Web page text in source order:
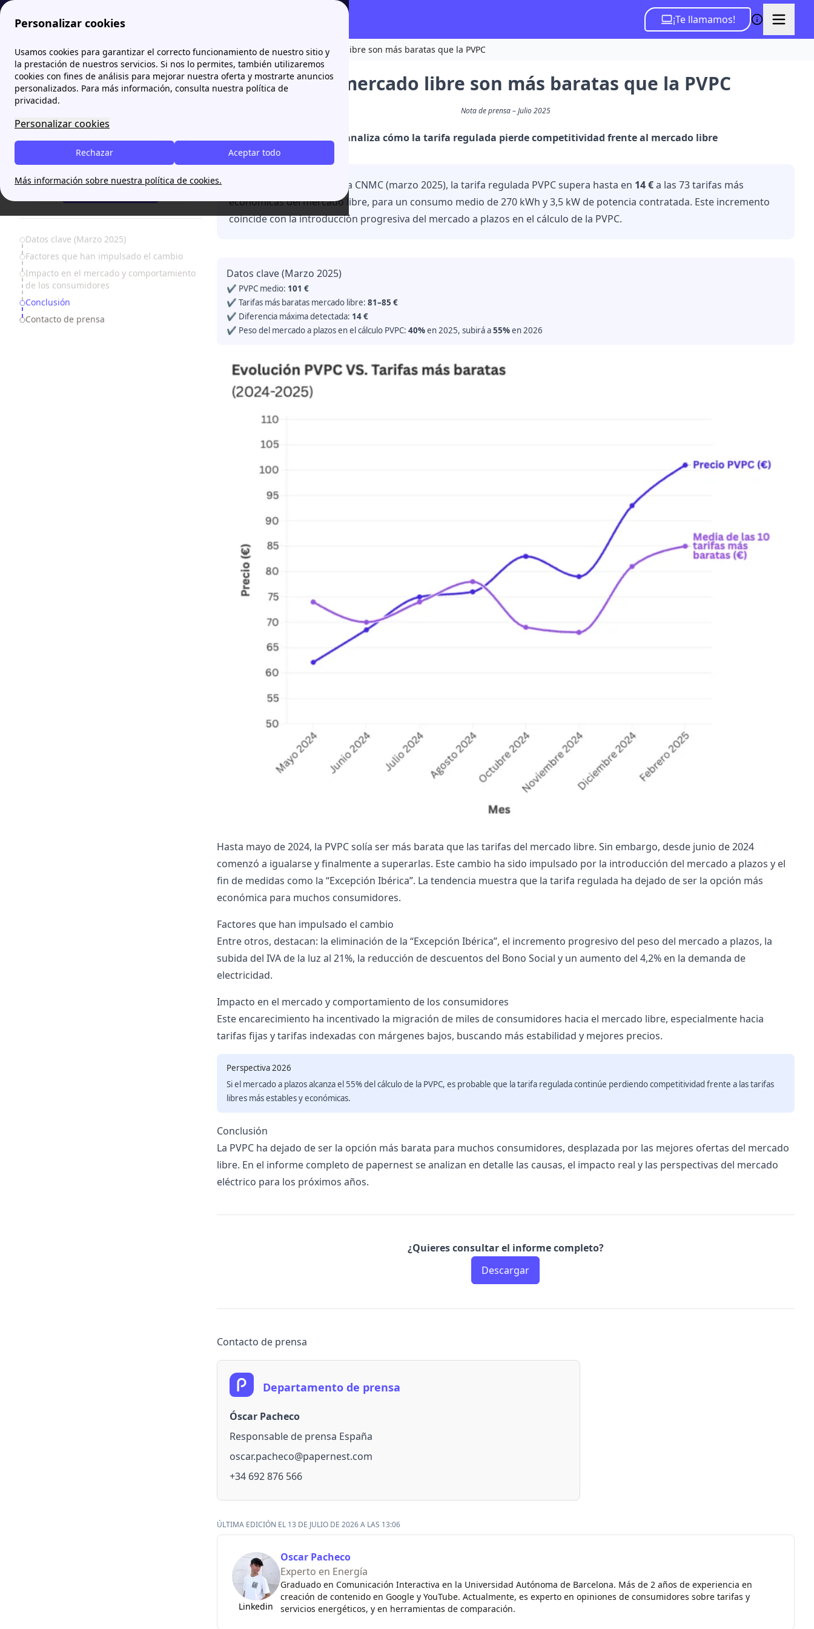
Personalizar cookies
Usamos cookies para garantizar el correcto funcionamiento de nuestro sitio y
la prestación de nuestros servicios. Si nos lo permites, también utilizaremos
cookies con fines de análisis para mejorar nuestra oferta y mostrarte anuncios
personalizados. Para más información, consulta nuestra política de
privacidad.
Personalizar cookies
Aceptar todo
Rechazar
Más información sobre nuestra política de cookies.
¡Te llamamos!
Papernest.es Estudios y análisis propios de Papernest 73 tarifas del mercado libre son más baratas que la PVPC
¿Necesitas ayuda?
¡Te Llamamos!
Table of Contents
Datos clave (Marzo 2025)
Factores que han impulsado el cambio
Impacto en el mercado y comportamiento
de los consumidores
Conclusión
Contacto de prensa
73 tarifas del mercado libre son más baratas que la PVPC
Nota de prensa – Julio 2025
Papernest analiza cómo la tarifa regulada pierde competitividad frente al mercado libre
Según el comparador de la CNMC (marzo 2025), la tarifa regulada PVPC supera hasta en 14 €a las 73 tarifas más
económicas del mercado libre, para un consumo medio de 270 kWh y 3,5 kW de potencia contratada. Este incremento
coincide con la introducción progresiva del mercado a plazos en el cálculo de la PVPC.
Datos clave (Marzo 2025)
✔️ PVPC medio: 101 €
✔️ Tarifas más baratas mercado libre: 81–85 €
✔️ Diferencia máxima detectada: 14 €
✔️ Peso del mercado a plazos en el cálculo PVPC: 40%en 2025, subirá a55%en 2026
Hasta mayo de 2024, la PVPC solía ser más barata que las tarifas del mercado libre. Sin embargo, desde junio de 2024
comenzó a igualarse y finalmente a superarlas. Este cambio ha sido impulsado por la introducción del mercado a plazos y el
fin de medidas como la “Excepción Ibérica”. La tendencia muestra que la tarifa regulada ha dejado de ser la opción más
económica para muchos consumidores.
Factores que han impulsado el cambio
Entre otros, destacan: la eliminación de la “Excepción Ibérica”, el incremento progresivo del peso del mercado a plazos, la
subida del IVA de la luz al 21%, la reducción de descuentos del Bono Social y un aumento del 4,2% en la demanda de
electricidad.
Impacto en el mercado y comportamiento de los consumidores
Este encarecimiento ha incentivado la migración de miles de consumidores hacia el mercado libre, especialmente hacia
tarifas fijas y tarifas indexadas con márgenes bajos, buscando más estabilidad y mejores precios.
Perspectiva 2026
Si el mercado a plazos alcanza el 55% del cálculo de la PVPC, es probable que la tarifa regulada continúe perdiendo competitividad frente a las tarifas
libres más estables y económicas.
Conclusión
La PVPC ha dejado de ser la opción más barata para muchos consumidores, desplazada por las mejores ofertas del mercado
libre. En el informe completo de papernest se analizan en detalle las causas, el impacto real y las perspectivas del mercado
eléctrico para los próximos años.
¿Quieres consultar el informe completo?
Descargar
Contacto de prensa
Departamento de prensa
Óscar Pacheco
Responsable de prensa España
oscar.pacheco@papernest.com
+34 692 876 566
ÚLTIMA EDICIÓN EL 13 DE JULIO DE 2026 A LAS 13:06
Linkedin
Oscar Pacheco
Experto en Energía
Graduado en Comunicación Interactiva en la Universidad Autónoma de Barcelona. Más de 2 años de experiencia en
creación de contenido en Google y YouTube. Actualmente, es experto en opiniones de consumidores sobre tarifas y
servicios energéticos, y en herramientas de comparación.